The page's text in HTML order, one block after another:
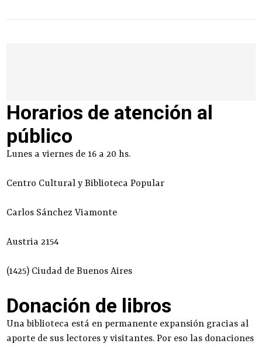
Horarios de atención al
público
Lunes a viernes de 16 a 20 hs.
Centro Cultural y Biblioteca Popular
Carlos Sánchez Viamonte
Austria 2154
(1425) Ciudad de Buenos Aires
Donación de libros
Una biblioteca está en permanente expansión gracias al
aporte de sus lectores y visitantes. Por eso las donaciones